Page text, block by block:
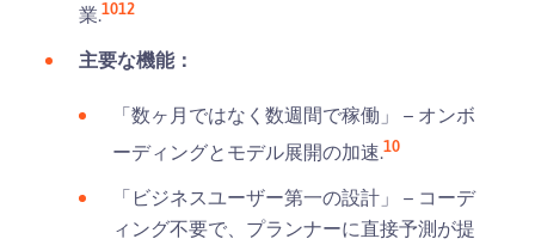
業.1012
主要な機能：
「数ヶ月ではなく数週間で稼働」 – オンボ
ーディングとモデル展開の加速.10
「ビジネスユーザー第一の設計」 – コーデ
ィング不要で、プランナーに直接予測が提